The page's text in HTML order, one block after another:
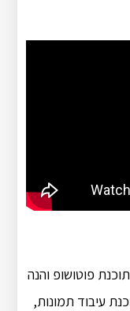
פוטושופ והנה
עיבוד תמונות,